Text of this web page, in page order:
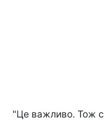
"Це важливо. Тож